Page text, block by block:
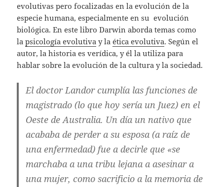
evolutivas pero focalizadas en la evolución de la
especie humana, especialmente en su evolución
biológica. En este libro Darwin aborda temas como
lapsicología evolutiva y laética evolutiva. Según el
autor, la historia es verídica, y él la utiliza para
hablar sobre la evolución de la cultura y la sociedad.
El doctor Landor cumplía las funciones de
magistrado (lo que hoy sería un Juez) en el
Oeste de Australia. Un día un nativo que
acababa de perder a su esposa (a raíz de
una enfermedad) fue a decirle que «se
marchaba a una tribu lejana a asesinar a
una mujer, como sacrificio a la memoria de